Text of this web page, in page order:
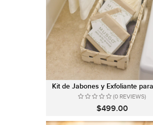
Kit de Jabones y Exfoliante
(0 REVIEWS)
$499.00